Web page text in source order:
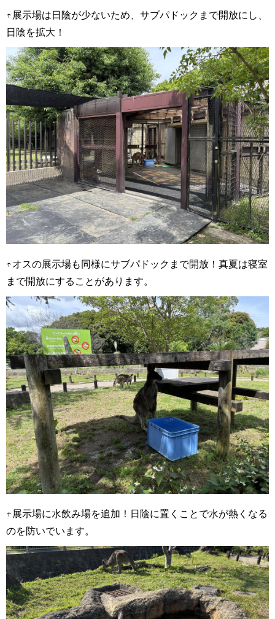
↑展示場は日陰が少ないため、サブパドックまで開放にし、
日陰を拡大！
↑オスの展示場も同様にサブパドックまで開放！真夏は寝室
まで開放にすることがあります。
↑展示場に水飲み場を追加！日陰に置くことで水が熱くなる
のを防いでいます。